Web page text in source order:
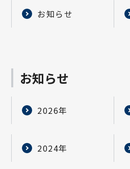
お知らせ
お知らせ
2026年
2024年